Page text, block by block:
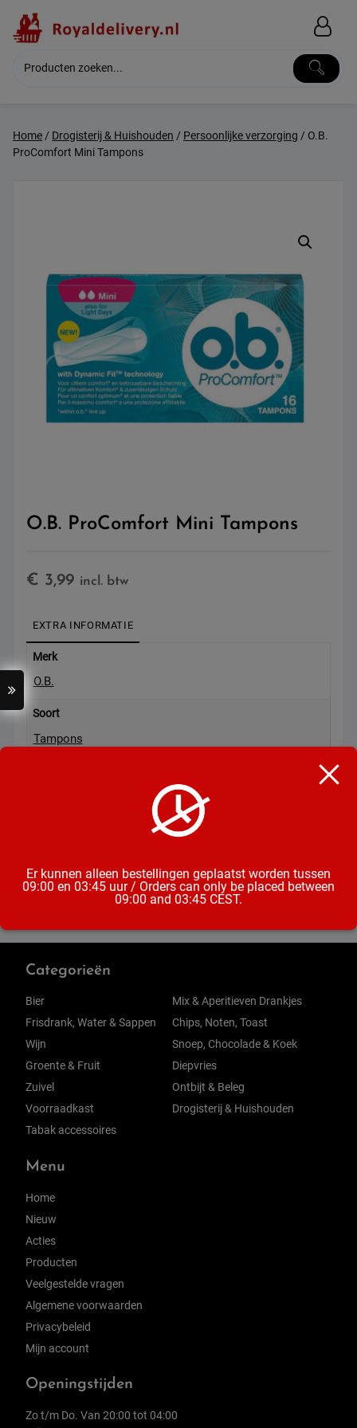
content
Home/ Drogisterij & Huishouden / Persoonlijke verzorging / O.B.
ProComfort Mini Tampons
O.B. ProComfort Mini Tampons
€ 3,99 incl. btw
EXTRA INFORMATIE
Merk
O.B.
Soort
Tampons
Categorieën
Bier
Frisdrank, Water & Sappen
Wijn
Groente & Fruit
Zuivel
Voorraadkast
Tabak accessoires
Mix & Aperitieven Drankjes
Chips, Noten, Toast
Snoep, Chocolade & Koek
Diepvries
Ontbijt & Beleg
Drogisterij & Huishouden
Menu
Home
Nieuw
Acties
Producten
Veelgestelde vragen
Algemene voorwaarden
Privacybeleid
Mijn account
Openingstijden
Zo t/m Do. Van 20:00 tot 04:00
Er kunnen alleen bestellingen geplaatst worden tussen
09:00 en 03:45 uur / Orders can only be placed between
09:00 and 03:45 CEST.